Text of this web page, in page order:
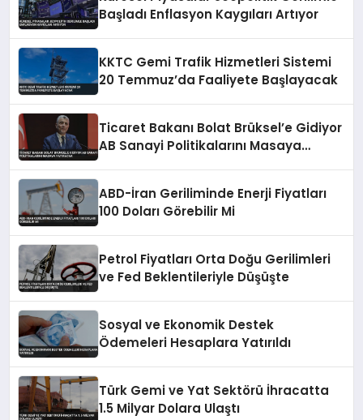
Başladı Enflasyon Kaygıları Artıyor
KKTC Gemi Trafik Hizmetleri Sistemi
20 Temmuz’da Faaliyete Başlayacak
Ticaret Bakanı Bolat Brüksel’e Gidiyor
AB Sanayi Politikalarını Masaya
ABD-İran Geriliminde Enerji Fiyatları
100 Doları Görebilir Mi
Petrol Fiyatları Orta Doğu Gerilimleri
ve Fed Beklentileriyle Düşüşte
Sosyal ve Ekonomik Destek
Ödemeleri Hesaplara Yatırıldı
Türk Gemi ve Yat Sektörü İhracatta
1.5 Milyar Dolara Ulaştı